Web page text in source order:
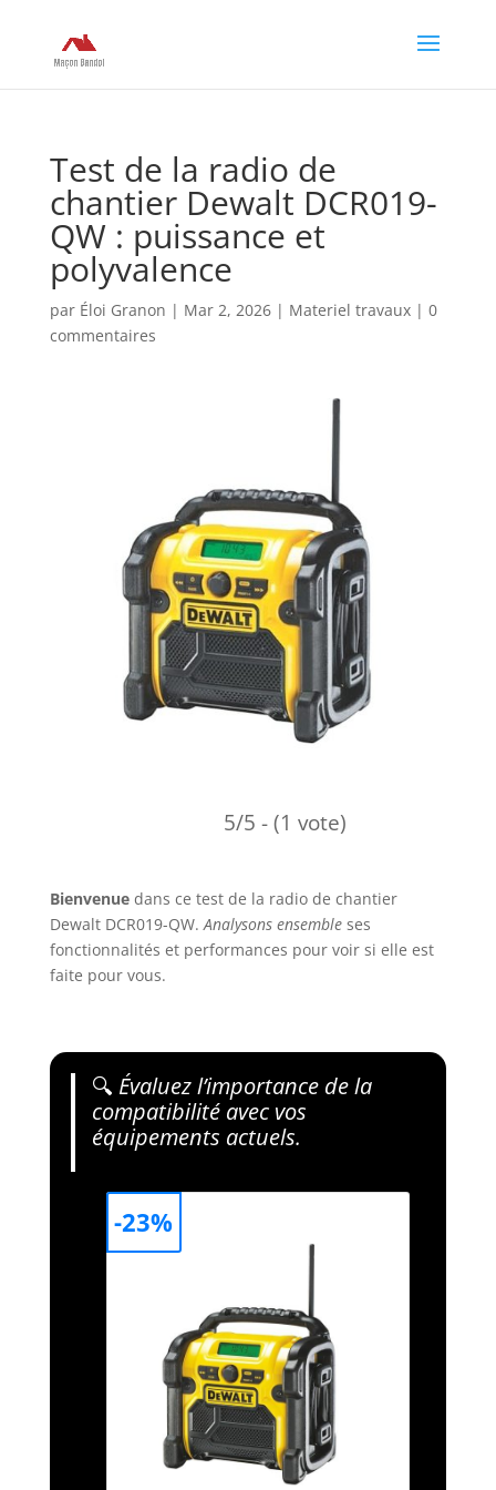
Test de la radio de
chantier Dewalt DCR019-
QW : puissance et
polyvalence
par Éloi Granon | Mar 2, 2026| Materiel travaux| 0
commentaires
5/5 - (1 vote)
Bienvenuedans ce test de la radio de chantier
Dewalt DCR019-QW.Analysons ensembleses
fonctionnalités et performances pour voir si elle est
faite pour vous.
🔍 Évaluez l’importance de la
compatibilité avec vos
équipements actuels.
-23%